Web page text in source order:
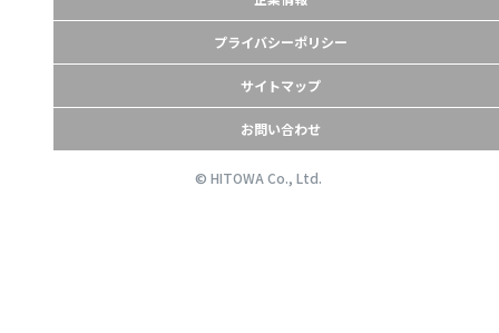
プライバシーポリシー
サイトマップ
お問い合わせ
© HITOWA Co., Ltd.